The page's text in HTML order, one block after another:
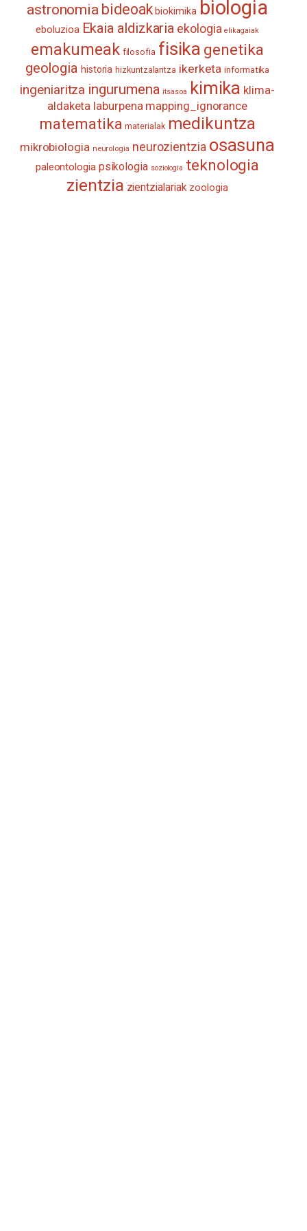
astronomia bideoak biokimika biologia
eboluzioa Ekaia aldizkaria ekologia elikagaiak
emakumeak filosofia fisika genetika
geologia historia hizkuntzalaritza ikerketa informatika
ingeniaritza ingurumena itsasoa kimika klima-
aldaketa laburpena mapping_ignorance
matematika materialak medikuntza
mikrobiologia neurologia neurozientzia osasuna
paleontologia psikologia soziologia teknologia
zientzia zientzialariak zoologia